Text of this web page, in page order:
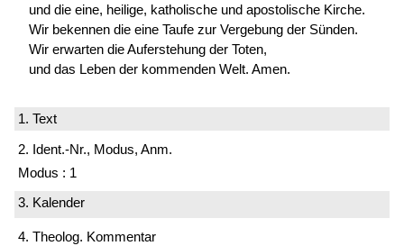
und die eine, heilige, katholische und apostolische Kirche.
Wir bekennen die eine Taufe zur Vergebung der Sünden.
Wir erwarten die Auferstehung der Toten,
und das Leben der kommenden Welt. Amen.
1. Text
2. Ident.-Nr., Modus, Anm.
Modus : 1
3. Kalender
4. Theolog. Kommentar